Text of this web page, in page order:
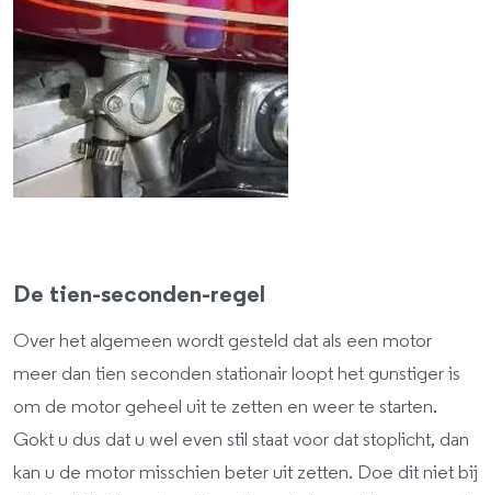
De tien-seconden-regel
Over het algemeen wordt gesteld dat als een motor
meer dan tien seconden stationair loopt het gunstiger is
om de motor geheel uit te zetten en weer te starten.
Gokt u dus dat u wel even stil staat voor dat stoplicht, dan
kan u de motor misschien beter uit zetten. Doe dit niet bij